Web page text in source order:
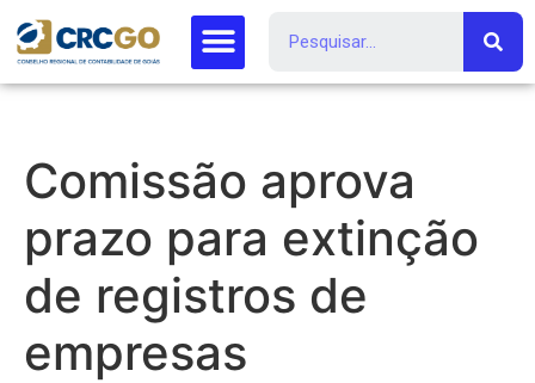
Comissão aprova
prazo para extinção
de registros de
empresas